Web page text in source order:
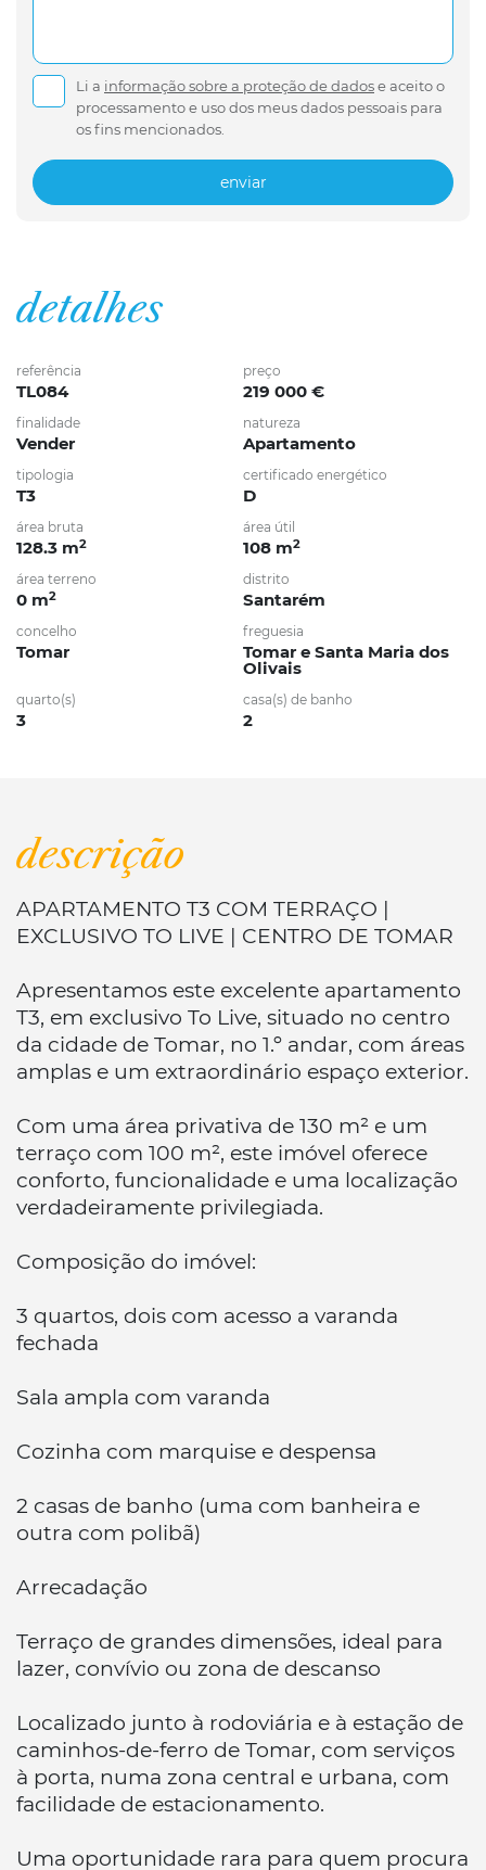
Li a informação sobre a proteção de dadose aceito o
processamento e uso dos meus dados pessoais para
os fins mencionados.
enviar
detalhes
referência
TL084
preço
219 000 €
finalidade
Vender
natureza
Apartamento
tipologia
T3
certificado energético
D
área bruta
128.3 m2
área útil
108 m2
área terreno
0 m2
distrito
Santarém
concelho
Tomar
freguesia
Tomar e Santa Maria dos
Olivais
quarto(s)
3
casa(s) de banho
2
descrição
APARTAMENTO T3 COM TERRAÇO |
EXCLUSIVO TO LIVE | CENTRO DE TOMAR
Apresentamos este excelente apartamento
T3, em exclusivo To Live, situado no centro
da cidade de Tomar, no 1.º andar, com áreas
amplas e um extraordinário espaço exterior.
Com uma área privativa de 130 m² e um
terraço com 100 m², este imóvel oferece
conforto, funcionalidade e uma localização
verdadeiramente privilegiada.
Composição do imóvel:
3 quartos, dois com acesso a varanda
fechada
Sala ampla com varanda
Cozinha com marquise e despensa
2 casas de banho (uma com banheira e
outra com polibã)
Arrecadação
Terraço de grandes dimensões, ideal para
lazer, convívio ou zona de descanso
Localizado junto à rodoviária e à estação de
caminhos-de-ferro de Tomar, com serviços
à porta, numa zona central e urbana, com
facilidade de estacionamento.
Uma oportunidade rara para quem procura